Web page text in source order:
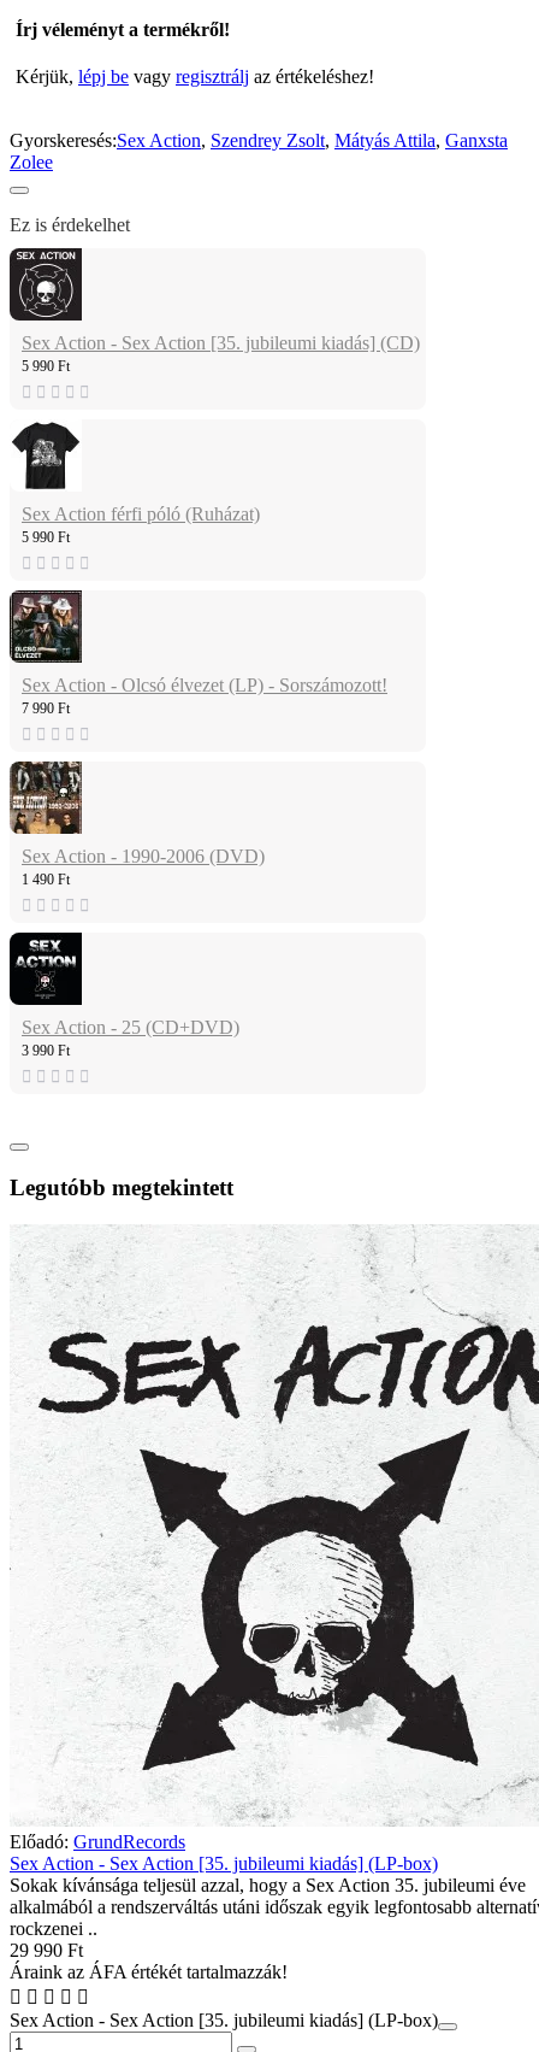
Írj véleményt a termékről!
Kérjük, lépj be vagy regisztrálj az értékeléshez!
Gyorskeresés:Sex Action, Szendrey Zsolt, Mátyás Attila, Ganxsta
Zolee
Ez is érdekelhet
Sex Action - Sex Action [35. jubileumi kiadás] (CD)
5 990 Ft
Sex Action férfi póló (Ruházat)
5 990 Ft
Sex Action - Olcsó élvezet (LP) - Sorszámozott!
7 990 Ft
Sex Action - 1990-2006 (DVD)
1 490 Ft
Sex Action - 25 (CD+DVD)
3 990 Ft
Legutóbb megtekintett
Előadó: GrundRecords
Sex Action - Sex Action [35. jubileumi kiadás] (LP-box)
Sokak kívánsága teljesül azzal, hogy a Sex Action 35. jubileumi éve
alkalmából a rendszerváltás utáni időszak egyik legfontosabb
rockzenei ..
29 990 Ft
Áraink az ÁFA értékét tartalmazzák!
Sex Action - Sex Action [35. jubileumi kiadás] (LP-box)